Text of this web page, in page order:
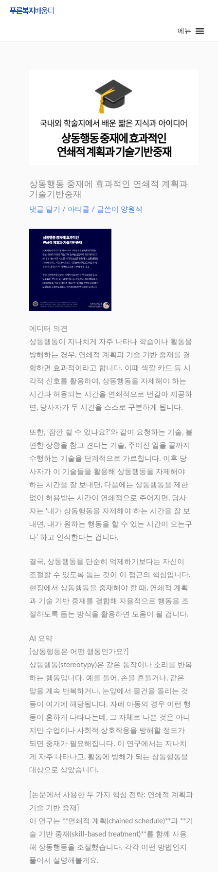
메뉴
상동행동 중재에 효과적인 연쇄적 계획과
기술기반중재
댓글 달기 / 아티클 / 글쓴이 양원석
에디터 의견
상동행동이 지나치게 자주 나타나 학습이나 활동을
방해하는 경우, 연쇄적 계획과 기술 기반 중재를 결
합하면 효과적이라고 합니다. 이때 색깔 카드 등 시
각적 신호를 활용하여, 상동행동을 자제해야 하는
시간과 허용되는 시간을 연쇄적으로 번갈아 제공하
면, 당사자가 두 시간을 스스로 구분하게 됩니다.
또한, ‘잠깐 쉴 수 있나요?’와 같이 요청하는 기술, 불
편한 상황을 참고 견디는 기술, 주어진 일을 끝까지
수행하는 기술을 단계적으로 가르칩니다. 이후 당
사자가 이 기술들을 활용해 상동행동을 자제해야
하는 시간을 잘 보내면, 다음에는 상동행동을 제한
없이 허용받는 시간이 연쇄적으로 주어지면, 당사
자는 ‘내가 상동행동을 자제해야 하는 시간을 잘 보
내면, 내가 원하는 행동을 할 수 있는 시간이 오는구
나’ 하고 인식한다는 겁니다.
결국, 상동행동을 단순히 억제하기보다는 자신이
조절할 수 있도록 돕는 것이 이 접근의 핵심입니다.
현장에서 상동행동을 중재해야 할 때, 연쇄적 계획
과 기술 기반 중재를 결합해 자율적으로 행동을 조
절하도록 돕는 방식을 활용하면 도움이 될 겁니다.
AI 요약
[상동행동은 어떤 행동인가요?]
상동행동(stereotypy)은 같은 동작이나 소리를 반복
하는 행동입니다. 예를 들어, 손을 흔들거나, 같은
말을 계속 반복하거나, 눈앞에서 물건을 돌리는 것
등이 여기에 해당됩니다. 자폐 아동의 경우 이런 행
동이 흔하게 나타나는데, 그 자체로 나쁜 것은 아니
지만 수업이나 사회적 상호작용을 방해할 정도가
되면 중재가 필요해집니다. 이 연구에서는 지나치
게 자주 나타나고, 활동에 방해가 되는 상동행동을
대상으로 삼았습니다.
[논문에서 사용한 두 가지 핵심 전략: 연쇄적 계획과
기술 기반 중재]
이 연구는 **연쇄적 계획(chained schedule)**과 **기
술 기반 중재(skill-based treatment)**를 함께 사용
해 상동행동을 조절했습니다. 각각 어떤 방법인지
풀어서 설명해볼게요.